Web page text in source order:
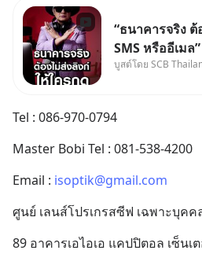
“ธนาคารจริง
SMS หรืออีเมล
อ้างว่าโทรจาก
“ป้าเก๋าเล่ากลโ
หลอกลวงในครา
บูสต์โดย SCB
Tel : 086-970-0794
Master Bobi Tel : 081-538-4200
Email : isoptik@gmail.com
ศูนย์ เลนส์โปรเกรสซีฟ เฉพาะบุคค
89 อาคารเอไอเอ แคปปิตอล เซ็นเ